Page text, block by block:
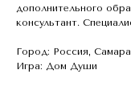
дополнительного
консультант.
Город: Россия, Самара
Игра: Дом Души